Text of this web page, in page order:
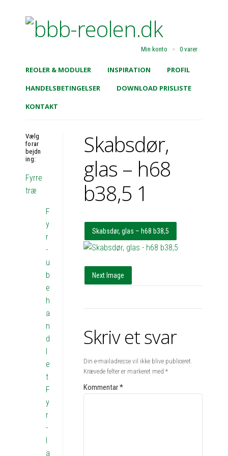
Min konto 0 varer
REOLER & MODULER INSPIRATION
PROFIL
HANDELSBETINGELSER
DOWNLOAD PRISLISTE
KONTAKT
Skabsdør,
glas – h68
b38,5 1
Skabsdør, glas – h68 b38,5
Next Image
Skriv et svar
Din e-mailadresse vil ikke blive publiceret.
Krævede felter er markeret med*
Kommentar*
Vælg
forar
bejdn
ing:
Fyrre
træ
F
y
r
-
u
b
e
h
a
n
d
l
e
t
F
y
r
-
l
a